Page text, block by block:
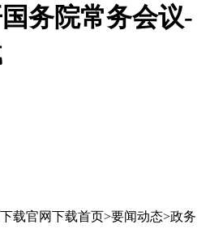
务院常务会议-
载官网下载首页>要闻动态>政务